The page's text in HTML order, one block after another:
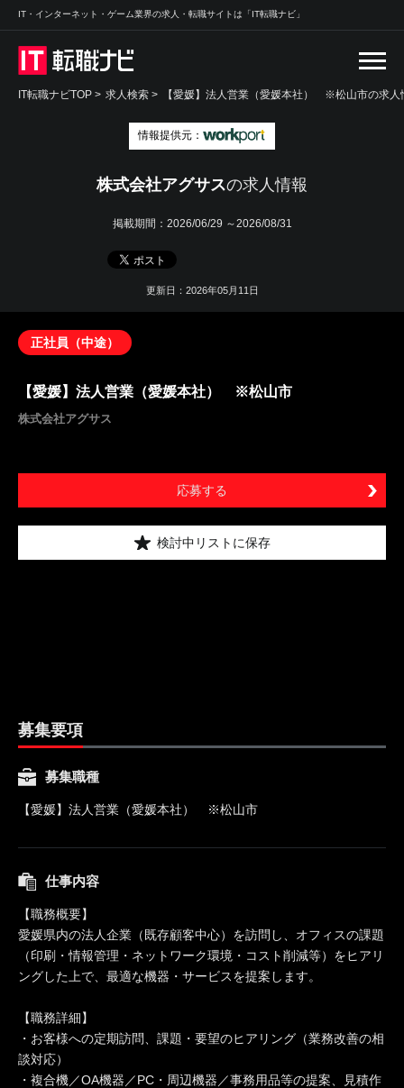
IT・インターネット・ゲーム業界の求人・転職サイトは「IT転職ナビ」
IT転職ナビTOP > 求人検索 > 【愛媛】法人営業（愛媛本社） ※松山市の求人
情報提供元：
株式会社アグサスの求人情報
掲載期間： 2026/06/29 ～2026/08/31
更新日：2026年05月11日
正社員（中途）
【愛媛】法人営業（愛媛本社） ※松山市
株式会社アグサス
応募する
検討中リストに保存
募集要項
募集職種
【愛媛】法人営業（愛媛本社） ※松山市
仕事内容
【職務概要】
愛媛県内の法人企業（既存顧客中心）を訪問し、オフィスの課題
（印刷・情報管理・ネットワーク環境・コスト削減等）をヒアリ
ングした上で、最適な機器・サービスを提案します。
【職務詳細】
・お客様への定期訪問、課題・要望のヒアリング（業務改善の相
談対応）
・複合機／OA機器／PC・周辺機器／事務用品等の提案、見積作